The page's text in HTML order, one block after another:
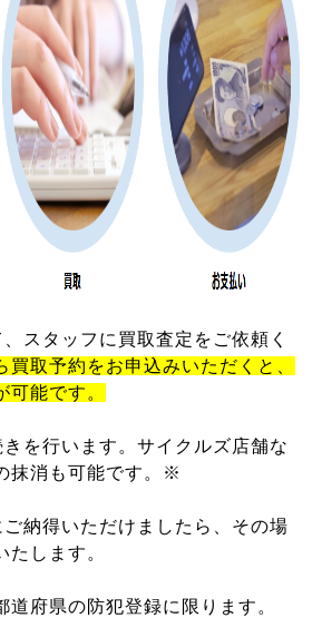
スタッフに買取査定をご依頼く
買取予約をお申込みいただくと、
可能です。
を行います。サイクルズ店舗な
抹消も可能です。※
納得いただけましたら、その場
たします。
府県の防犯登録に限ります。